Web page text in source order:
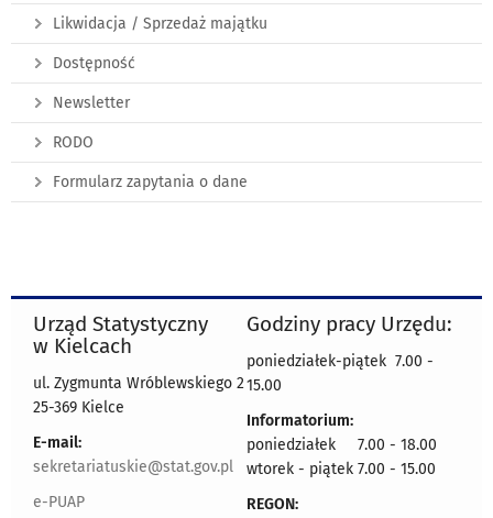
Likwidacja / Sprzedaż majątku
Dostępność
Newsletter
RODO
Formularz zapytania o dane
Urząd Statystyczny
w Kielcach
ul. Zygmunta Wróblewskiego 2
25-369 Kielce
E-mail:
sekretariatuskie@stat.gov.pl
e-PUAP
Godziny pracy Urzędu:
poniedziałek-piątek 7.00 -
15.00
Informatorium:
poniedziałek 7.00 - 18.00
wtorek - piątek 7.00 - 15.00
REGON: